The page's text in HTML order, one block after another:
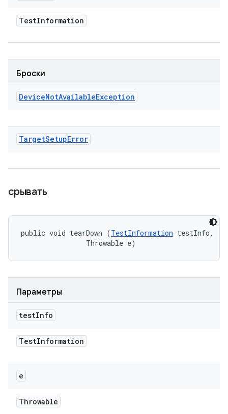
TestInformation
Броски
DeviceNotAvailableException
TargetSetupError
срывать
public void tearDown (TestInformation testInfo,
                Throwable e)
Параметры
testInfo
TestInformation
e
Throwable